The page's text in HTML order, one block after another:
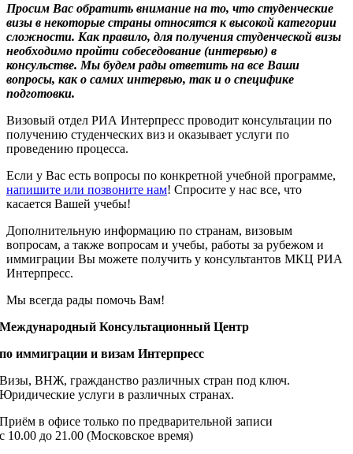
Просим Вас обратить внимание на то, что студенческие
визы в некоторые страны относятся к высокой категории
сложности. Как правило, для получения студенческой визы
необходимо пройти собеседование (интервью) в
консульстве. Мы будем рады ответить на все Ваши
вопросы, как о самих интервью, так и о специфике
подготовки.
Визовый отдел РИА Интерпресс проводит консультации по
получению студенческих виз и оказывает услуги по
проведению процесса.
Если у Вас есть вопросы по конкретной учебной программе,
напишите или позвоните нам! Спросите у нас все, что
касается Вашей учебы!
Дополнительную информацию по странам, визовым
вопросам, а также вопросам и учебы, работы за рубежом и
иммиграции Вы можете получить у консультантов МКЦ РИА
Интерпресс.
Мы всегда рады помочь Вам!
Международный Консультационный Центр
по иммиграции и визам Интерпресс
Визы, ВНЖ, гражданство различных стран под ключ.
Юридические услуги в различных странах.
Приём в офисе только по предварительной записи
c 10.00 до 21.00 (Московское время)